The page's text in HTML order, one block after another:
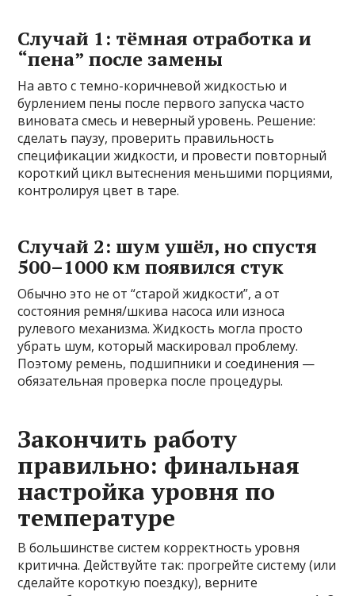
Случай 1: тёмная отработка и
“пена” после замены
На авто с темно-коричневой жидкостью и
бурлением пены после первого запуска часто
виновата смесь и неверный уровень. Решение:
сделать паузу, проверить правильность
спецификации жидкости, и провести повторный
короткий цикл вытеснения меньшими порциями,
контролируя цвет в таре.
Случай 2: шум ушёл, но спустя
500–1000 км появился стук
Обычно это не от “старой жидкости”, а от
состояния ремня/шкива насоса или износа
рулевого механизма. Жидкость могла просто
убрать шум, который маскировал проблему.
Поэтому ремень, подшипники и соединения —
обязательная проверка после процедуры.
Закончить работу
правильно: финальная
настройка уровня по
температуре
В большинстве систем корректность уровня
критична. Действуйте так: прогрейте систему (или
сделайте короткую поездку), верните